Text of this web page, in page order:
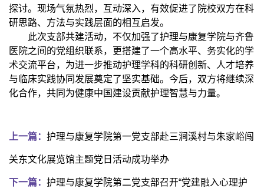
探讨。现场气氛热烈，互动深入，有效促进了院校双方在科
研思路、方法与实践层面的相互启发。
此次支部共建活动，不仅加强了护理与康复学院与齐鲁
医院之间的党组织联系，更搭建了一个高水平、务实化的学
术交流平台，为进一步推动护理学科的科研创新、人才培养
与临床实践协同发展奠定了坚实基础。今后，双方将继续深
化合作，共同为健康中国建设贡献护理智慧与力量。
上一篇： 护理与康复学院第一党支部赴三涧溪村与朱家峪闯
关东文化展览馆主题党日活动成功举办
下一篇： 护理与康复学院第二党支部召开“党建融入心理护